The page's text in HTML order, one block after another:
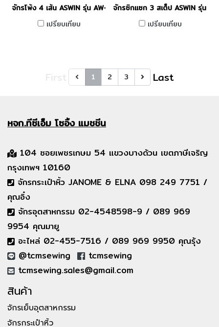
จักรโพ้ง 4 เส้น ASWIN รุ่น AW-747
เปรียบเทียบ
จักรซิกแซก 3 สเต็ป ASWIN รุ่น
เปรียบเทียบ
1 2 3 Last
หจก.ทีซีเอ็มโซอิ้ง แมชชีน
104 ซอยเพชรเกษม 54 แขวงบางด้วน เขตภาษีเจริญ
กรุงเทพฯ 10160
จักรกระเป๋าหิ้ว JANOME & ELNA 098 249 7751 /
คุณอิ๋ง
จักรอุตสาหกรรม 02-4548598-9 / 089 969
9954 คุณมายู
อะไหล่ 02-455-7516 / 089 969 9950 คุณรุ้ง
@tcmsewing
tcmsewing
tcmsewing.sales@gmail.com
สินค้า
จักรเย็บอุตสาหกรรม
จักรกระเป๋าหิ้ว